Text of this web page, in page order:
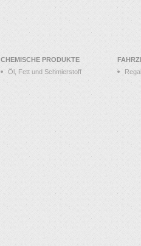
CHEMISCHE PRODUKTE
Öl, Fett und Schmierstoff